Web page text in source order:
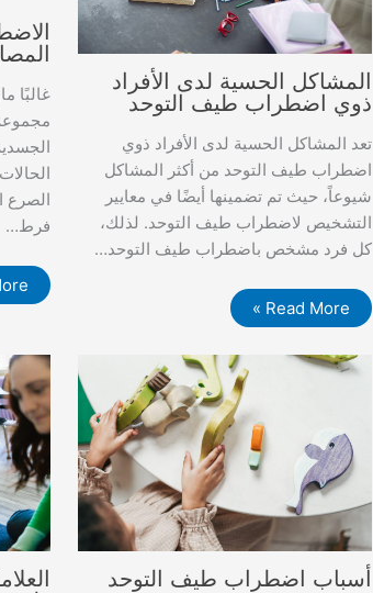
المشاكل الحسية لدى الأفراد
ذوي اضطراب طيف التوحد
تعد المشاكل الحسية لدى الأفراد ذوي
اضطراب طيف التوحد من أكثر المشاكل
شيوعاً، حيث تم تضمينها أيضًا في معايير
التشخيص لاضطراب طيف التوحد. لذلك،
كل فرد مشخص باضطراب طيف التوحد…
Read More »
غالبًا
الصرع
فرط…
»
أسباب اضطراب طيف التوحد